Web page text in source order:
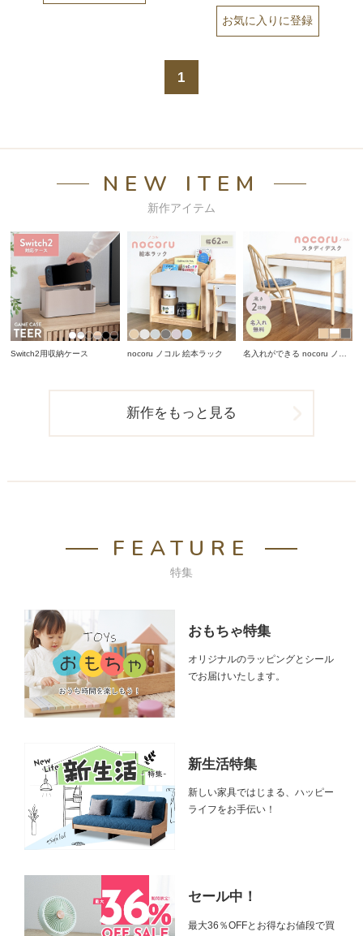
1
NEW ITEM
新作アイテム
Switch2用収納ケース nocoru ノコル 絵本ラック
名入れができる nocoru ノコ
新作をもっと見る
FEATURE
特集
おもちゃ特集
オリジナルのラッピングとシール
でお届けいたします。
新生活特集
新しい家具ではじまる、ハッピー
ライフをお手伝い！
セール中！
最大36％OFFとお得なお値段で買